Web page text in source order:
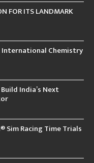
FOR ITS LANDMARK
International Chemistry
India’s Next
Sim Racing Time Trials